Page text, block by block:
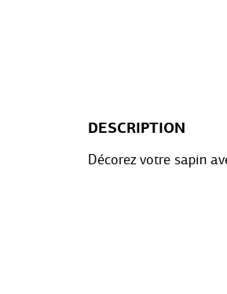
DESCRIPTION
Décorez votre sapin